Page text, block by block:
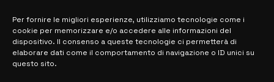
Per fornire le migliori esperienze, utilizziamo tecnologie come i
cookie per memorizzare e/o accedere alle informazioni del
dispositivo. Il consenso a queste tecnologie ci permetterà di
elaborare dati come il comportamento di navigazione o ID unici su
questo sito.
MAPPA DEL SITO
> NOTIZIE